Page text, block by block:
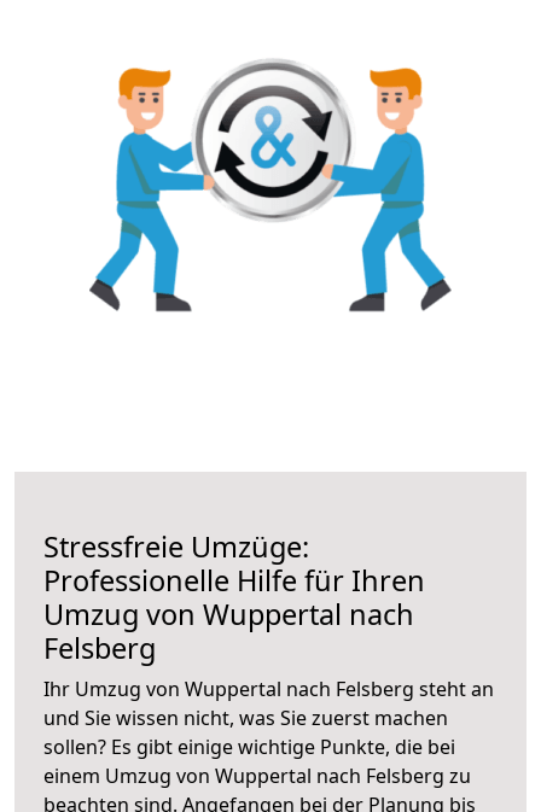
Stressfreie Umzüge:
Professionelle Hilfe für Ihren
Umzug von Wuppertal nach
Felsberg
Ihr Umzug von Wuppertal nach Felsberg steht an
und Sie wissen nicht, was Sie zuerst machen
sollen? Es gibt einige wichtige Punkte, die bei
einem Umzug von Wuppertal nach Felsberg zu
beachten sind. Angefangen bei der Planung bis